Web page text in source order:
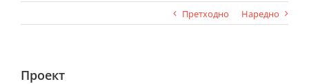
Претходно Наредно
Проект